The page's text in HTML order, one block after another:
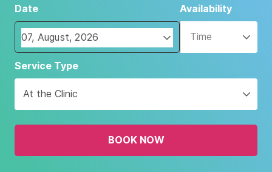
Date
Navigate
forward
interact
with
the
and
Availability
Time
Service Type
At the Clinic
BOOK NOW